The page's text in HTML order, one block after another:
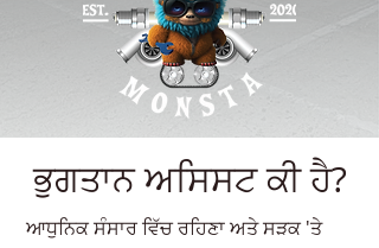
ਭੁਗਤਾਨ ਅਸਿਸਟ ਕੀ ਹੈ?
ਆਧੁਨਿਕ ਸੰਸਾਰ ਵਿੱਚ ਰਹਿਣਾ ਅਤੇ ਸੜਕ 'ਤੇ